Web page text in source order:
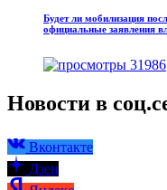
Будет ли мобилизация
официальные заявления
31986
Новости в
Вконтакте
Дзен